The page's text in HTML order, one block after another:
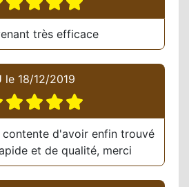
très efficace
le 18/12/2019
contente d'avoir enfin trouvé
et de qualité, merci